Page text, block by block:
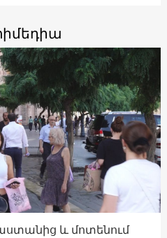
և մոտենում